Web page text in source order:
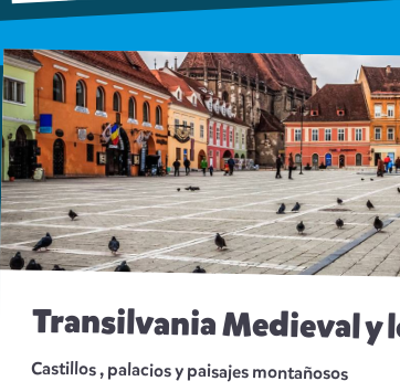
Transilvania Medieval y
Castillos , palacios y paisajes montañosos